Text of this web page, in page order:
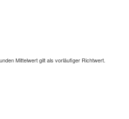
Mittelwert gilt als vorläufiger Richtwert.